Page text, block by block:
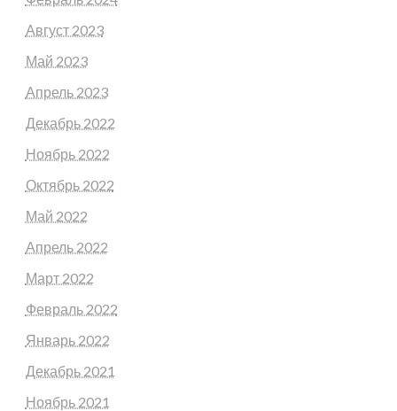
Август 2023
Май 2023
Апрель 2023
Декабрь 2022
Ноябрь 2022
Октябрь 2022
Май 2022
Апрель 2022
Март 2022
Февраль 2022
Январь 2022
Декабрь 2021
Ноябрь 2021